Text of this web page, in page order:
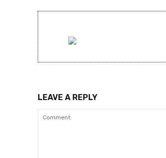
LEAVE A REPLY